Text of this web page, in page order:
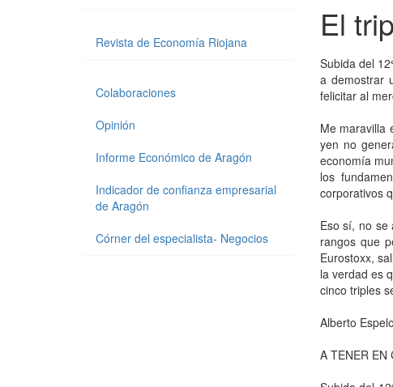
El
Subida del
a demostrar
felicitar al
Me maravilla
yen no
economía
los
corporativos
Eso sí, no se
rangos que
Eurostoxx,
la verdad es
cinco triples
Alberto
A TENER EN
Revista de Economía Riojana
Colaboraciones
Opinión
Informe Económico de Aragón
Indicador de confianza empresarial
de Aragón
Córner del especialista- Negocios